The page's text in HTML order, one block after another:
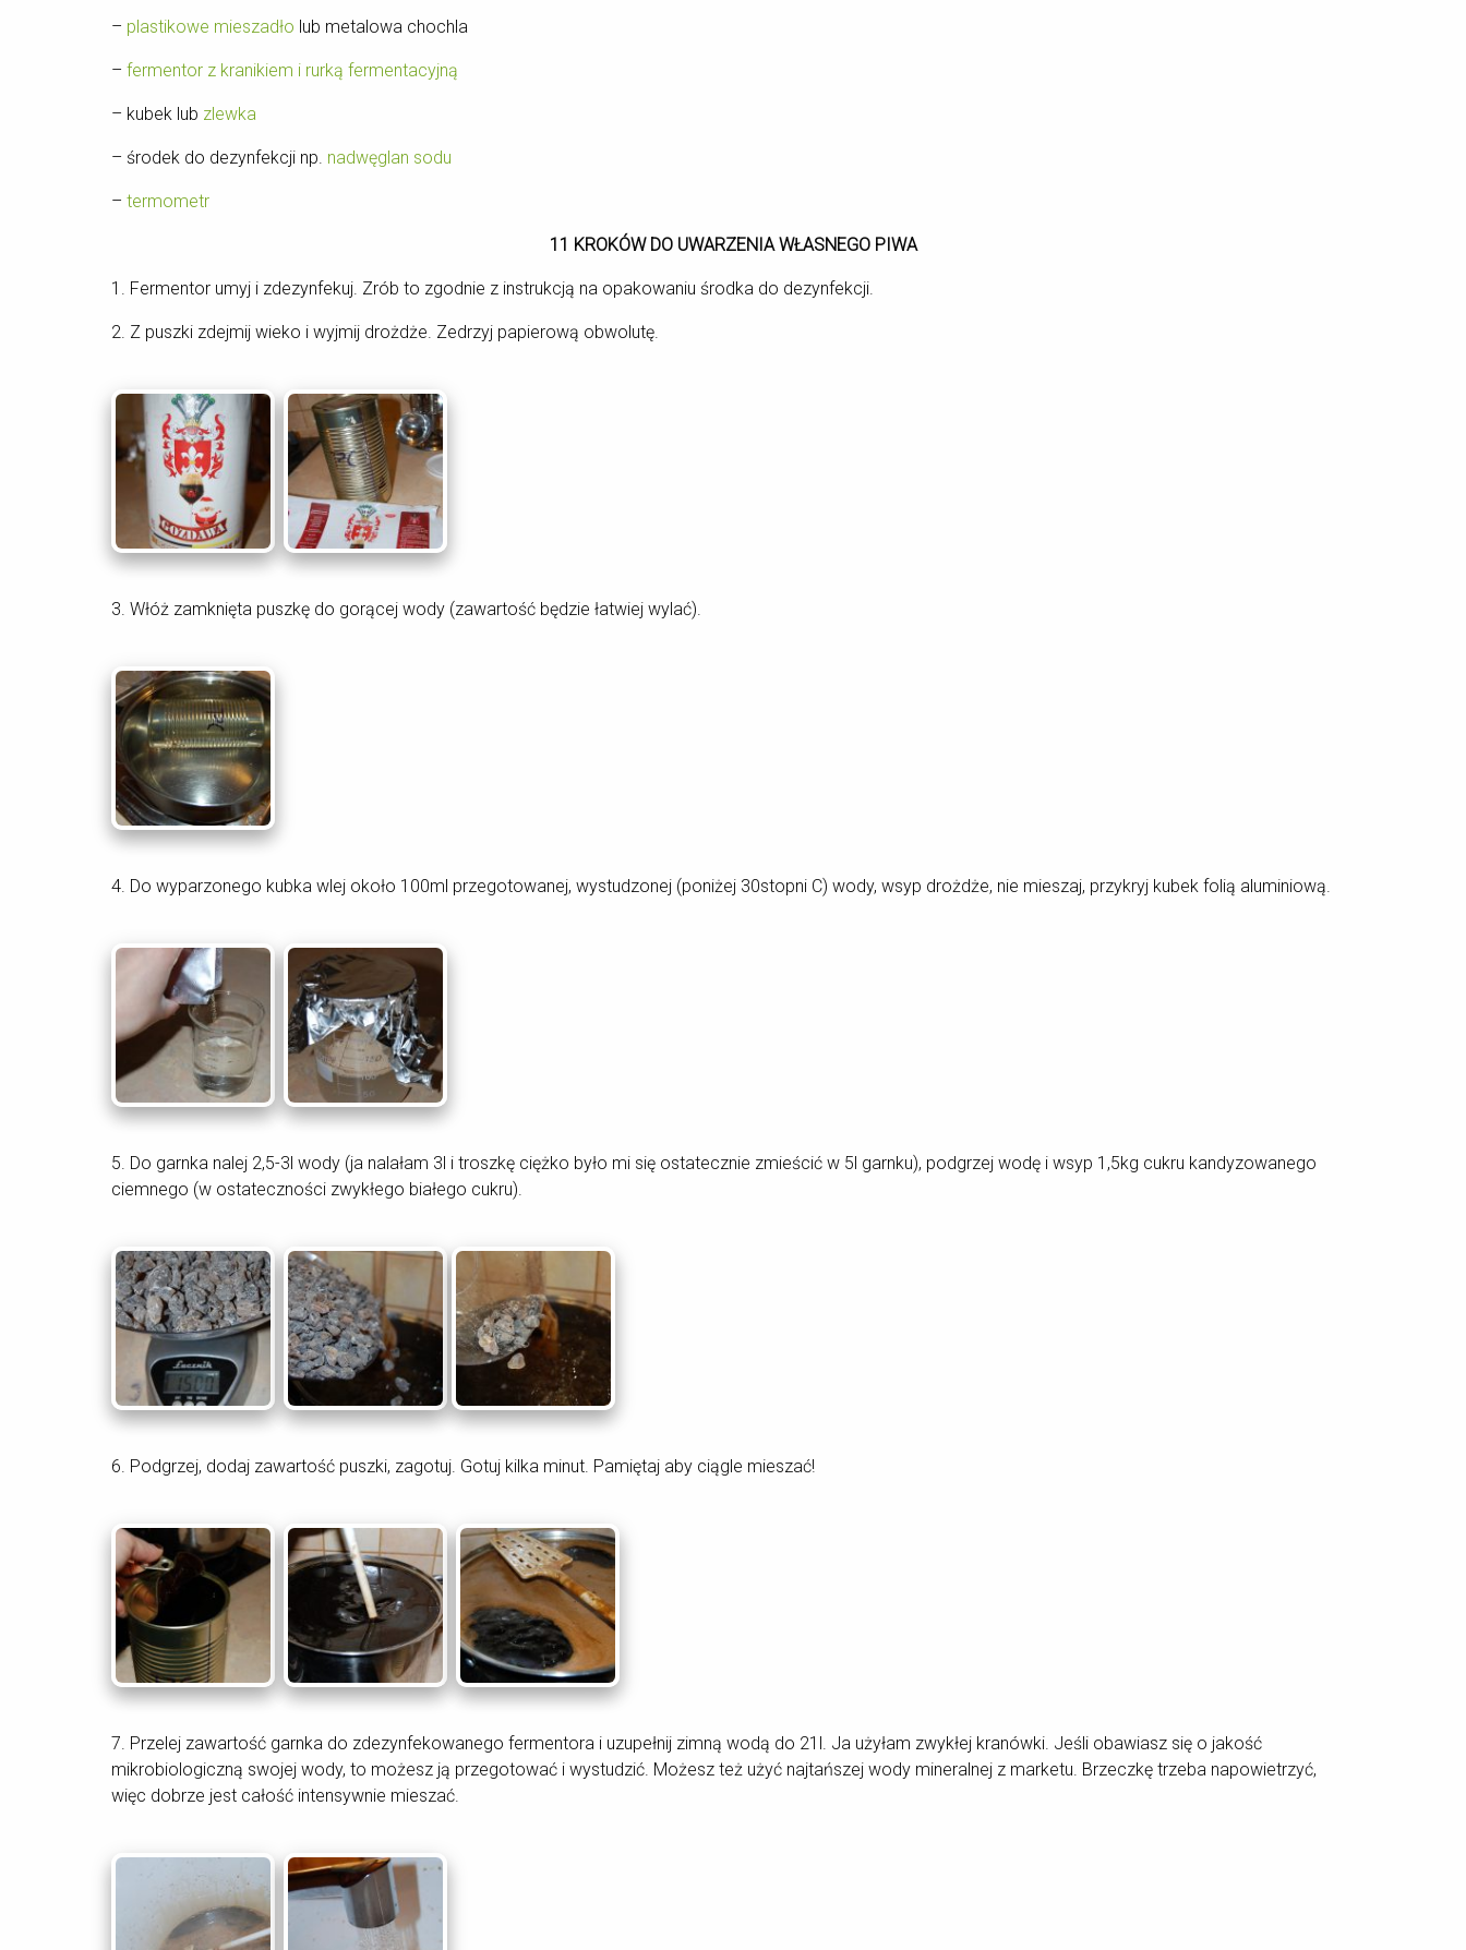
– plastikowe mieszadło lub metalowa chochla
– fermentor z kranikiem i rurką fermentacyjną
– kubek lub zlewka
– środek do dezynfekcji np. nadwęglan sodu
– termometr
11 KROKÓW DO UWARZENIA WŁASNEGO PIWA
1. Fermentor umyj i zdezynfekuj. Zrób to zgodnie z instrukcją na opakowaniu środka do dezynfekcji.
2. Z puszki zdejmij wieko i wyjmij drożdże. Zedrzyj papierową obwolutę.
3. Włóż zamknięta puszkę do gorącej wody (zawartość będzie łatwiej wylać).
4. Do wyparzonego kubka wlej około 100ml przegotowanej, wystudzonej (poniżej 30stopni C) wody, wsyp drożdże, nie mieszaj, przykryj kubek folią aluminiową.
5. Do garnka nalej 2,5-3l wody (ja nalałam 3l i troszkę ciężko było mi się ostatecznie zmieścić w 5l garnku), podgrzej wodę i wsyp 1,5kg cukru kandyzowanego
ciemnego (w ostateczności zwykłego białego cukru).
6. Podgrzej, dodaj zawartość puszki, zagotuj. Gotuj kilka minut. Pamiętaj aby ciągle mieszać!
7. Przelej zawartość garnka do zdezynfekowanego fermentora i uzupełnij zimną wodą do 21l. Ja użyłam zwykłej kranówki. Jeśli obawiasz się o jakość
mikrobiologiczną swojej wody, to możesz ją przegotować i wystudzić. Możesz też użyć najtańszej wody mineralnej z marketu. Brzeczkę trzeba napowietrzyć,
więc dobrze jest całość intensywnie mieszać.